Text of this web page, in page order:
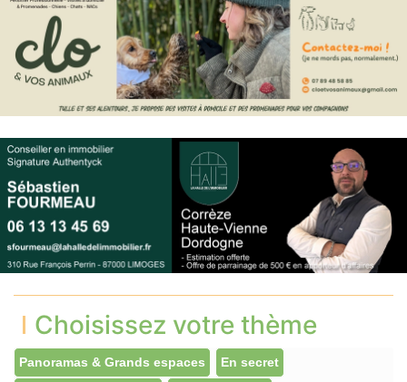
Choisissez votre thème
Panoramas & Grands espaces En secret